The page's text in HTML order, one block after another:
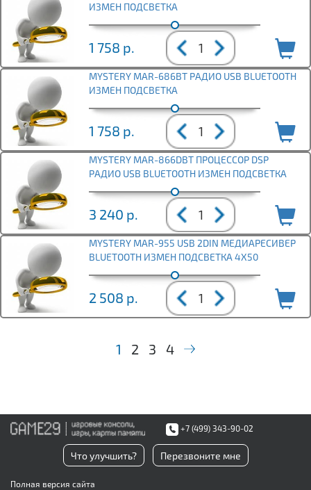
ИЗМЕН ПОДСВЕТКА
1 758 р.
MYSTERY MAR-686BT РАДИО USB BLUETOOTH
ИЗМЕН ПОДСВЕТКА
1 758 р.
MYSTERY MAR-866DBT ПРОЦЕССОР DSP
РАДИО USB BLUETOOTH ИЗМЕН ПОДСВЕТКА
3 240 р.
MYSTERY MAR-955 USB 2DIN МЕДИАРЕСИВЕР
BLUETOOTH ИЗМЕН ПОДСВЕТКА 4Х50
2 508 р.
1 2 3 4
+7 (499) 343-90-02
Что улучшить? Перезвоните мне
Полная версия сайта